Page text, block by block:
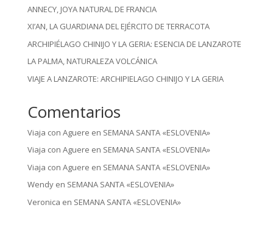
ANNECY, JOYA NATURAL DE FRANCIA
XI’AN, LA GUARDIANA DEL EJÉRCITO DE TERRACOTA
ARCHIPIÉLAGO CHINIJO Y LA GERIA: ESENCIA DE LANZAROTE
LA PALMA, NATURALEZA VOLCÁNICA
VIAJE A LANZAROTE: ARCHIPIELAGO CHINIJO Y LA GERIA
Comentarios
Viaja con Aguere en SEMANA SANTA «ESLOVENIA»
Viaja con Aguere en SEMANA SANTA «ESLOVENIA»
Viaja con Aguere en SEMANA SANTA «ESLOVENIA»
Wendyen SEMANA SANTA «ESLOVENIA»
Veronica en SEMANA SANTA «ESLOVENIA»